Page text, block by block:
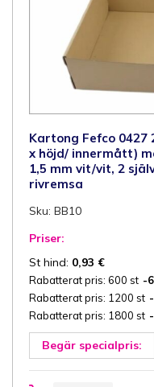
Kartong Fefco 0427
x höjd/ innermått)
1,5 mm vit/vit, 2
rivremsa
Sku: BB10
Priser:
St hind: 0,93 €
Rabatterat pris: 600 st -
Rabatterat pris: 1200 st
Rabatterat pris: 1800 st
Begär specialpris: